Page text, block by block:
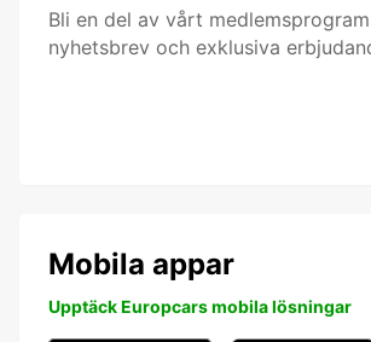
Bli en del av vårt
nyhetsbrev och exklusiva
Mobila appar
Upptäck Europcars mobila lösningar